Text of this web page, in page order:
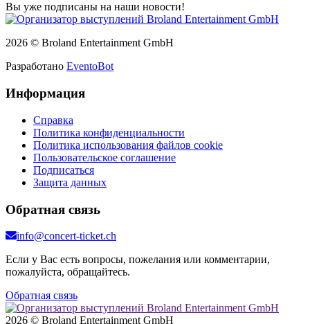
Вы уже подписаны на наши новости!
2026 © Broland Entertainment GmbH
Разработано EventoBot
Информация
Справка
Политика конфиденциальности
Политика использования файлов cookie
Пользовательское соглашение
Подписаться
Защита данных
Обратная связь
info@concert-ticket.ch
Если у Вас есть вопросы, пожелания или комментарии,
пожалуйста, обращайтесь.
Обратная связь
2026 © Broland Entertainment GmbH